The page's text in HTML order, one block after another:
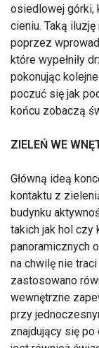
osiedlowej górki,
cieniu. Taką
poprzez
które wypełniły
pokonując
poczuć się jak
końcu zobaczą
ZIELEŃ WE
Główną ideą
kontaktu z
budynku
takich jak hol czy
panoramicznych
na chwilę nie
zastosowano
wewnętrzne
przy
znajdujący się po